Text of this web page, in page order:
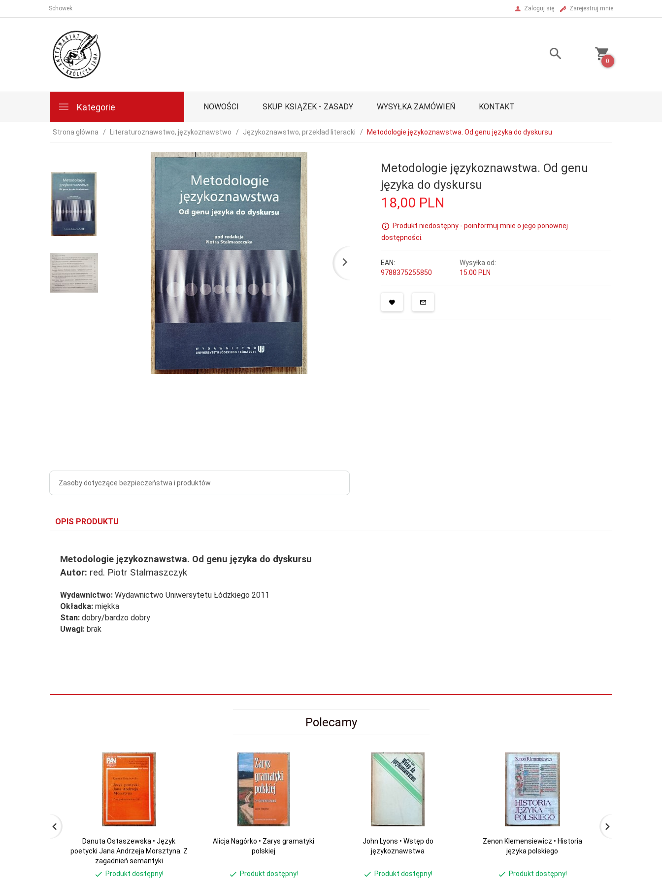
Schowek Zaloguj się Zarejestruj mnie
0
Kategorie NOWOŚCI SKUP KSIĄŻEK - ZASADY WYSYŁKA ZAMÓWIEŃ KONTAKT
Strona główna Literaturoznawstwo, językoznawstwo Językoznawstwo, przekład literacki Metodologie językoznawstwa. Od genu języka do dyskursu
Zasoby dotyczące bezpieczeństwa i produktów
Metodologie językoznawstwa. Od genu
języka do dyskursu
18,00 PLN
Produkt niedostępny - poinformuj mnie o jego ponownej
dostępności.
EAN:
9788375255850
Wysyłka od:
15.00 PLN
OPIS PRODUKTU
Metodologie językoznawstwa. Od genu języka do dyskursu
Autor: red. Piotr Stalmaszczyk
Wydawnictwo: Wydawnictwo Uniwersytetu Łódzkiego 2011
Okładka: miękka
Stan: dobry/bardzo dobry
Uwagi: brak
Polecamy
Danuta Ostaszewska • Język
poetycki Jana Andrzeja Morsztyna. Z
zagadnień semantyki
Produkt dostępny!
Alicja Nagórko • Zarys gramatyki
polskiej
Produkt dostępny!
John Lyons • Wstęp do
językoznawstwa
Produkt dostępny!
Zenon Klemensiewicz • Historia
języka polskiego
Produkt dostępny!